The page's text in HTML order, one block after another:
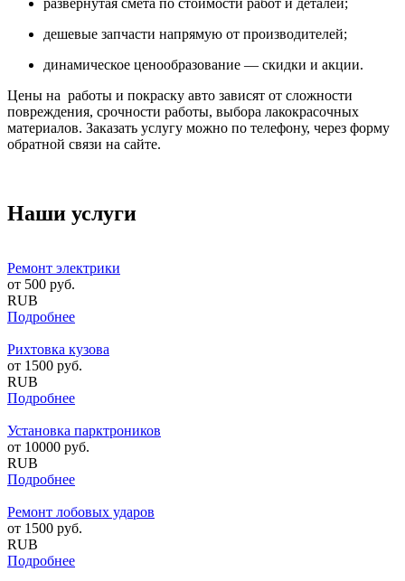
дешевые запчасти напрямую от производителей;
динамическое ценообразование — скидки и акции.
Цены на работы и покраску авто зависят от сложности
повреждения, срочности работы, выбора лакокрасочных
материалов. Заказать услугу можно по телефону, через форму
обратной связи на сайте.
Наши услуги
Ремонт электрики
от 500 руб.
RUB
Подробнее
Рихтовка кузова
от 1500 руб.
RUB
Подробнее
Установка парктроников
от 10000 руб.
RUB
Подробнее
Ремонт лобовых ударов
от 1500 руб.
RUB
Подробнее